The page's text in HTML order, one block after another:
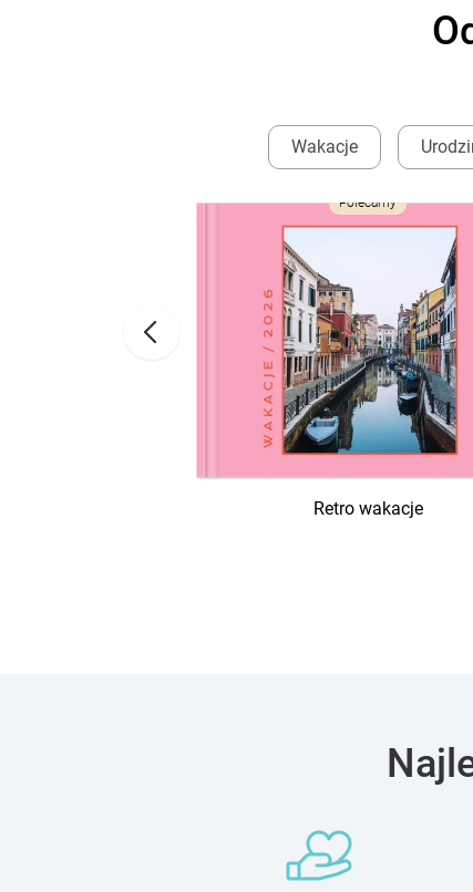
Wakacje
Polecamy
Retro wakacje